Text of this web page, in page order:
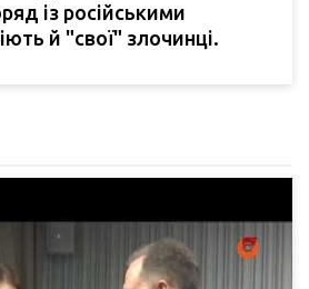
із російськими
й "свої" злочинці.